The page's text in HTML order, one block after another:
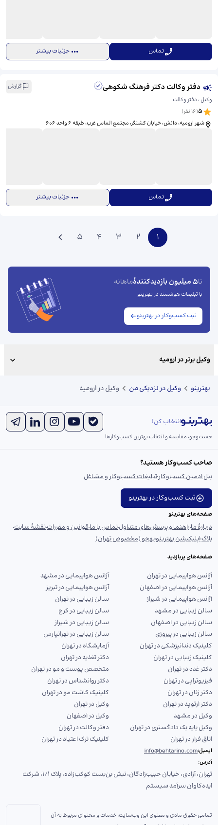
تماس جزئیات بیشتر
دفتر وکالت دکتر فرهنگ شکوهی
گزارش
وکیل ، دفتر وکالت
5
(
16 نفر)
شهر ارومیه، دانش، خیابان کشتگر، ​مجتمع الماس غرب، طبقه 6 واحد 606
تماس جزئیات بیشتر
1
2
3
4
5
تا5 میلیون بازدیدکنندهٔ ماهانه
با تبلیغات هوشمند در بهترینو
ثبت کسب‌وکار در بهترینو
وکیل برتر در ارومیه
بهترینو وکیل در نزدیکی من وکیل در ارومیه
انتخاب کن!
جست‌و‌جو، مقایسه و انتخاب بهترین کسب‌وکارها
صاحب کسب‌وکار هستید؟
پنل ادمین کسب‌وکارتبلیغات کسب‌وکار و مشاغل
ثبت کسب‌وکار در بهترینو
صفحه‌های بهترینو
دربارهٔ ماراهنما و پرسش‌های متداولتماس با ماقوانین و مقرراتنقشهٔ سایت
بلاگاپلیکیشن بهترینوبهجو (مخصوص تهران)
صفحه‌های پربازدید
آژانس هواپیمایی در تهران
آژانس هواپیمایی در مشهد
آژانس هواپیمایی در اصفهان
آژانس هواپیمایی در تبریز
آژانس هواپیمایی در شیراز
سالن زیبایی در تهران
سالن زیبایی در مشهد
سالن زیبایی در کرج
سالن زیبایی در اصفهان
سالن زیبایی در شیراز
سالن زیبایی در پیروزی
سالن زیبایی در تهرانپارس
کلینیک دندانپزشکی در تهران
آزمایشگاه در تهران
کلینیک زیبایی در تهران
دکتر تغذیه در تهران
دکتر غدد در تهران
متخصص پوست و مو در تهران
فیزیوتراپی در تهران
دکتر روانشناس در تهران
دکتر زنان در تهران
کلینیک کاشت مو در تهران
دکتر ارتوپد در تهران
وکیل در تهران
وکیل در مشهد
وکیل در اصفهان
وکیل پایه یک دادگستری در تهران
دفتر وکالت در تهران
اتاق فرار در تهران
کلینیک ترک اعتیاد در تهران
ایمیل:info@behtarino.com
آدرس:
تهران، آزادی، خیابان حبیب‌زادگان، نبش بن‌بست کوکب‌زاده، پلاک ۱/۱، شرکت
ایده‌کاوان سرآمد سیستم
تمامی حقوق مادی و معنوی این وب‌سایت، خدمات و محتوای مربوط به آن